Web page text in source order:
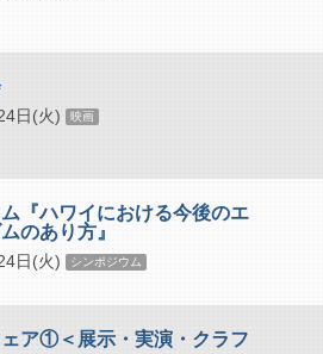
日(火) 映画
『ハワイにおける今後のエ
のあり方』
日(火) シンポジウム
ア①＜展示・実演・クラフ